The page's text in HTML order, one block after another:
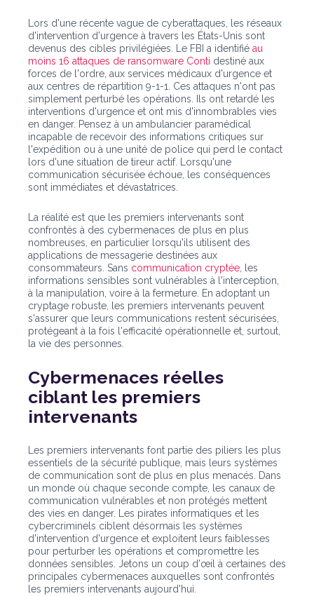
Lors d'une récente vague de cyberattaques, les réseaux
d'intervention d'urgence à travers les États-Unis sont
devenus des cibles privilégiées. Le FBI a identifié au
moins 16 attaques de ransomware Conti destiné aux
forces de l'ordre, aux services médicaux d'urgence et
aux centres de répartition 9-1-1. Ces attaques n'ont pas
simplement perturbé les opérations. Ils ont retardé les
interventions d'urgence et ont mis d'innombrables vies
en danger. Pensez à un ambulancier paramédical
incapable de recevoir des informations critiques sur
l'expédition ou à une unité de police qui perd le contact
lors d'une situation de tireur actif. Lorsqu'une
communication sécurisée échoue, les conséquences
sont immédiates et dévastatrices.
La réalité est que les premiers intervenants sont
confrontés à des cybermenaces de plus en plus
nombreuses, en particulier lorsqu'ils utilisent des
applications de messagerie destinées aux
consommateurs. Sans communication cryptée , les
informations sensibles sont vulnérables à l'interception,
à la manipulation, voire à la fermeture. En adoptant un
cryptage robuste, les premiers intervenants peuvent
s'assurer que leurs communications restent sécurisées,
protégeant à la fois l'efficacité opérationnelle et, surtout,
la vie des personnes.
Cybermenaces réelles
ciblant les premiers
intervenants
Les premiers intervenants font partie des piliers les plus
essentiels de la sécurité publique, mais leurs systèmes
de communication sont de plus en plus menacés. Dans
un monde où chaque seconde compte, les canaux de
communication vulnérables et non protégés mettent
des vies en danger. Les pirates informatiques et les
cybercriminels ciblent désormais les systèmes
d'intervention d'urgence et exploitent leurs faiblesses
pour perturber les opérations et compromettre les
données sensibles. Jetons un coup d'œil à certaines des
principales cybermenaces auxquelles sont confrontés
les premiers intervenants aujourd'hui.